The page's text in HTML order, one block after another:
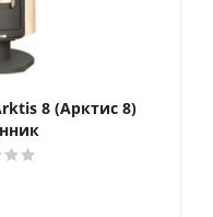
8 (Арктис 8)